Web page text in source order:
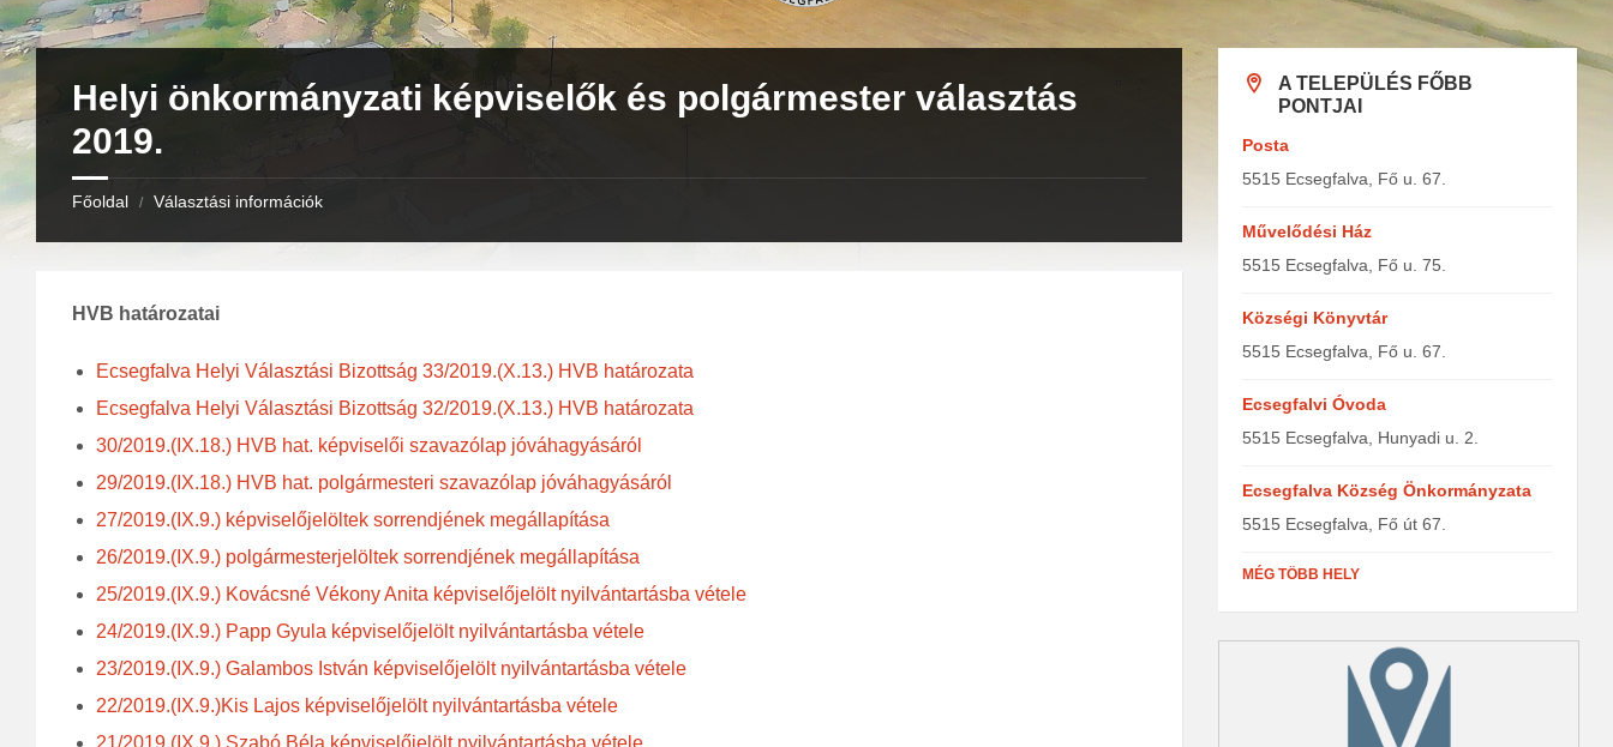
Helyi önkormányzati képviselők és polgármester választás
2019.
Főoldal / Választási információk
HVB határozatai
Ecsegfalva Helyi Választási Bizottság 33/2019.(X.13.) HVB határozata
Ecsegfalva Helyi Választási Bizottság 32/2019.(X.13.) HVB határozata
30/2019.(IX.18.) HVB hat. képviselői szavazólap jóváhagyásáról
29/2019.(IX.18.) HVB hat. polgármesteri szavazólap jóváhagyásáról
27/2019.(IX.9.) képviselőjelöltek sorrendjének megállapítása
26/2019.(IX.9.) polgármesterjelöltek sorrendjének megállapítása
25/2019.(IX.9.) Kovácsné Vékony Anita képviselőjelölt nyilvántartásba vétele
24/2019.(IX.9.) Papp Gyula képviselőjelölt nyilvántartásba vétele
23/2019.(IX.9.) Galambos István képviselőjelölt nyilvántartásba vétele
22/2019.(IX.9.)Kis Lajos képviselőjelölt nyilvántartásba vétele
21/2019.(IX.9.) Szabó Béla képviselőjelölt nyilvántartásba vétele
A TELEPÜLÉS FŐBB
PONTJAI
Posta
5515 Ecsegfalva, Fő u. 67.
Művelődési Ház
5515 Ecsegfalva, Fő u. 75.
Községi Könyvtár
5515 Ecsegfalva, Fő u. 67.
Ecsegfalvi Óvoda
5515 Ecsegfalva, Hunyadi u. 2.
Ecsegfalva Község Önkormányzata
5515 Ecsegfalva, Fő út 67.
MÉG TÖBB HELY